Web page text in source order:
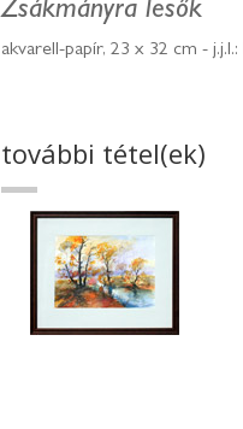
Zsákmányra lesők
akvarell-papír, 23 x 32 cm -
további tétel(ek)